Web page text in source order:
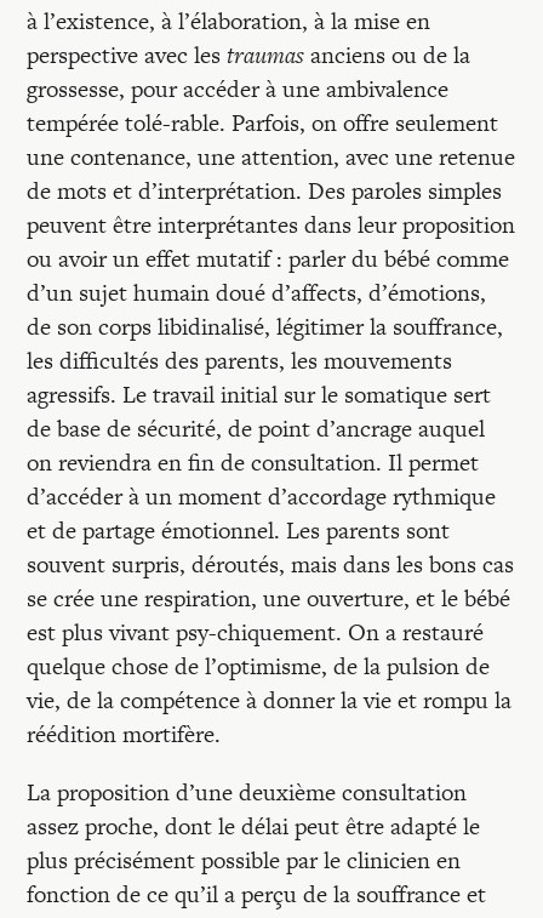
à l’existence, à l’élaboration, à la mise en
perspective avec lestraumasanciens ou de la
grossesse, pour accéder à une ambivalence
tempérée tolé-rable. Parfois, on offre seulement
une contenance, une attention, avec une retenue
de mots et d’interprétation. Des paroles simples
peuvent être interprétantes dans leur proposition
ou avoir un effet mutatif : parler du bébé comme
d’un sujet humain doué d’affects, d’émotions,
de son corps libidinalisé, légitimer la souffrance,
les difficultés des parents, les mouvements
agressifs. Le travail initial sur le somatique sert
de base de sécurité, de point d’ancrage auquel
on reviendra en fin de consultation. Il permet
d’accéder à un moment d’accordage rythmique
et de partage émotionnel. Les parents sont
souvent surpris, déroutés, mais dans les bons cas
se crée une respiration, une ouverture, et le bébé
est plus vivant psy-chiquement. On a restauré
quelque chose de l’optimisme, de la pulsion de
vie, de la compétence à donner la vie et rompu la
réédition mortifère.
La proposition d’une deuxième consultation
assez proche, dont le délai peut être adapté le
plus précisément possible par le clinicien en
fonction de ce qu’il a perçu de la souffrance et